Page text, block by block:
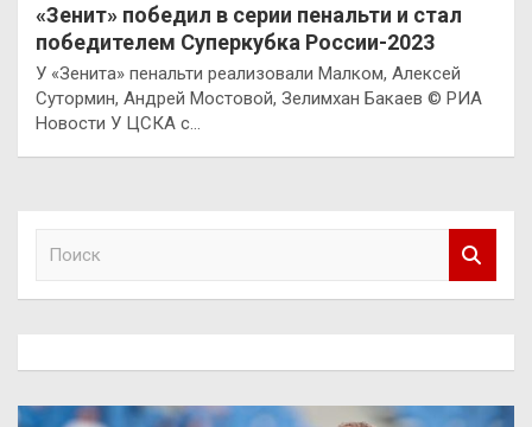
«Зенит» победил в серии пенальти и стал
победителем Суперкубка России-2023
У «Зенита» пенальти реализовали Малком, Алексей
Сутормин, Андрей Мостовой, Зелимхан Бакаев © РИА
Новости У ЦСКА с…